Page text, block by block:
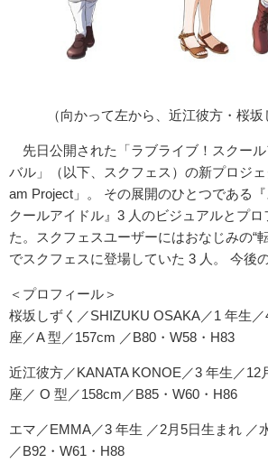
（向かって左から、近江彼方・桜坂
先日公開された「ラブライブ！スクール
バル」（以下、スクフェス）の新プロジ
am Project」。 その展開のひとつである
クールアイドル』3 人のビジュアルとプ
た。スクフェスユーザーにはおなじみの“
でスクフェスに登場していた 3 人。 今後
＜プロフィール＞
桜坂しずく／SHIZUKU OSAKA／1 年生
座／A 型／157cm ／B80・W58・H83
近江彼方／KANATA KONOE／3 年生／12
座／ O 型／158cm／B85・W60・H86
エマ／EMMA／3 年生 ／2月5日生まれ ／
／B92・W61・H88